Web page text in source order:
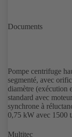
Documents
Pompe centrifuge
segmenté, avec
diamètre (exécution
standard avec
synchrone à
0,75 kW avec 1500
de rendement IE4/
fonctionnement
Multitec